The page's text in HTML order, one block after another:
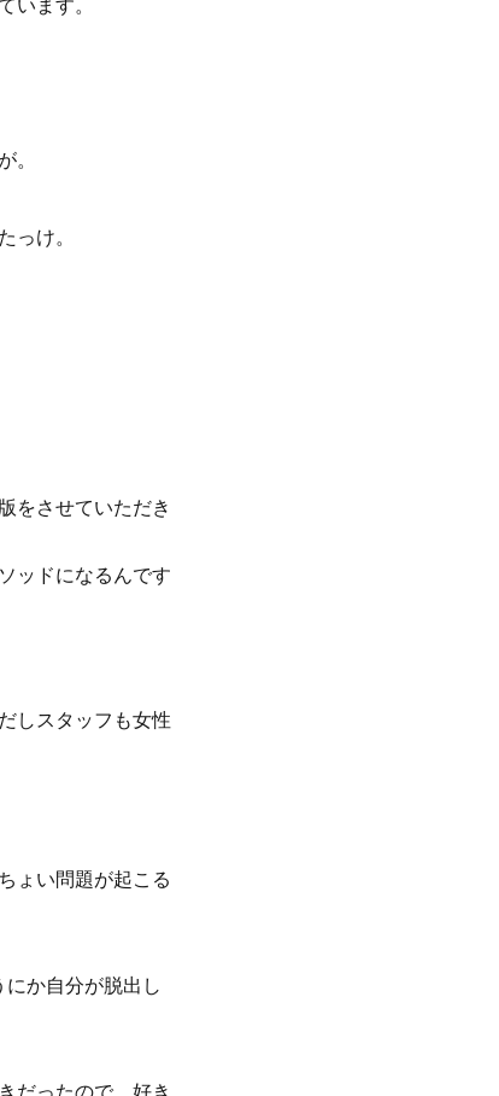
います。
。
っけ。
をさせていただき
ッドになるんです
しスタッフも女性
ょい問題が起こる
か自分が脱出し